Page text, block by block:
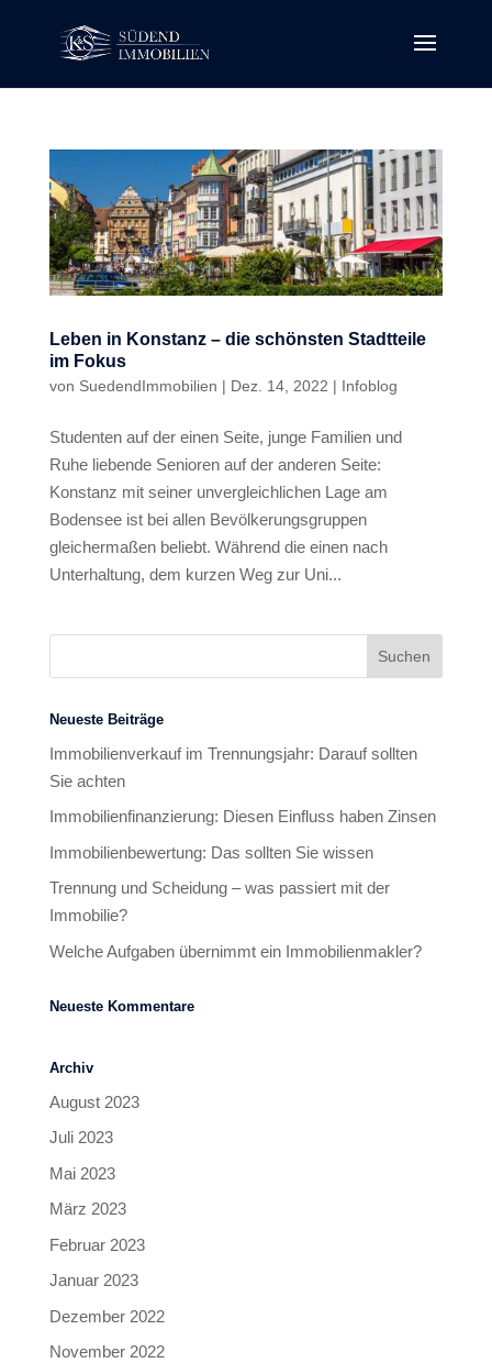
Leben in Konstanz – die schönsten Stadtteile
im Fokus
von SuedendImmobilien | Dez. 14, 2022 | Infoblog
Studenten auf der einen Seite, junge Familien und
Ruhe liebende Senioren auf der anderen Seite:
Konstanz mit seiner unvergleichlichen Lage am
Bodensee ist bei allen Bevölkerungsgruppen
gleichermaßen beliebt. Während die einen nach
Unterhaltung, dem kurzen Weg zur Uni...
Neueste Beiträge
Immobilienverkauf im Trennungsjahr: Darauf sollten
Sie achten
Immobilienfinanzierung: Diesen Einfluss haben Zinsen
Immobilienbewertung: Das sollten Sie wissen
Trennung und Scheidung – was passiert mit der
Immobilie?
Welche Aufgaben übernimmt ein Immobilienmakler?
Neueste Kommentare
Archiv
August 2023
Juli 2023
Mai 2023
März 2023
Februar 2023
Januar 2023
Dezember 2022
November 2022